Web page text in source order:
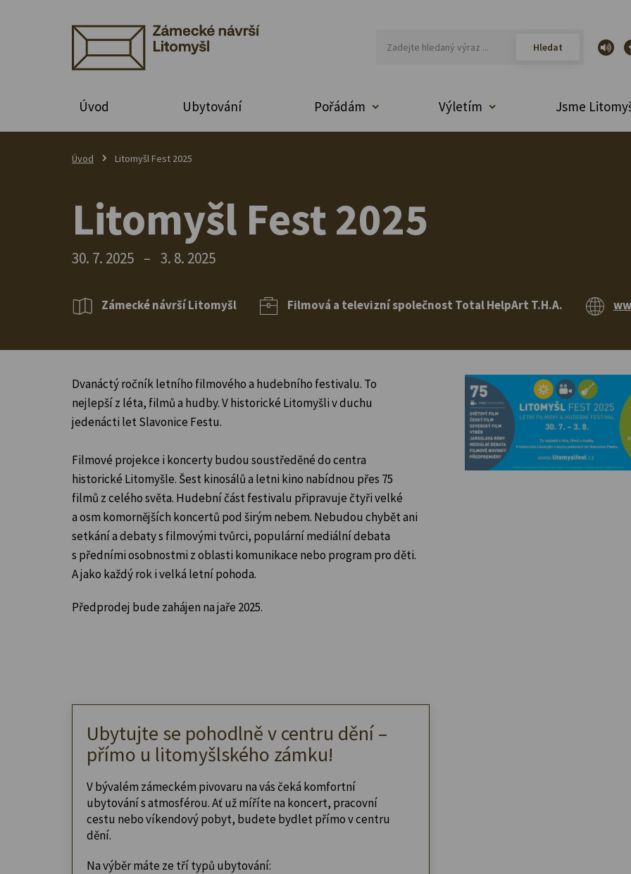
Úvod Ubytování Pořádám Výletím Jsme
Úvod Litomyšl Fest 2025
Litomyšl Fest 2025
30. 7. 2025 – 3. 8. 2025
Zámecké návrší Litomyšl Filmová a televizní společnost Total HelpArt T.H.A.
Dvanáctý ročník letního filmového a hudebního festivalu. To
nejlepší z léta, filmů a hudby. V historické Litomyšli v duchu
jedenácti let Slavonice Festu.
Filmové projekce i koncerty budou soustředěné do centra
historické Litomyšle. Šest kinosálů a letni kino nabídnou přes 75
filmů z celého světa. Hudební část festivalu připravuje čtyři velké
a osm komornějších koncertů pod širým nebem. Nebudou chybět ani
setkání a debaty s filmovými tvůrci, populární mediální debata
s předními osobnostmi z oblasti komunikace nebo program pro děti.
A jako každý rok i velká letní pohoda.
Předprodej bude zahájen na jaře 2025.
Ubytujte se pohodlně v centru dění –
přímo u litomyšlského zámku!
V bývalém zámeckém pivovaru na vás čeká komfortní
ubytování s atmosférou. Ať už míříte na koncert, pracovní
cestu nebo víkendový pobyt, budete bydlet přímo v centru
dění.
Na výběr máte ze tří typů ubytování: